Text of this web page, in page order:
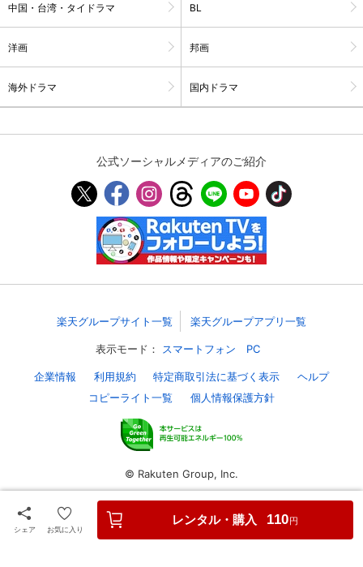
定額見放題解約
定額見放題コンテンツの解約はこちらから
可能です。
ログアウト
シェア お気に入り
レンタル・購入 110 円
中国・台湾・タイドラマ BL
洋画 邦画
海外ドラマ 国内ドラマ
公式ソーシャルメディアのご紹介
楽天グループサイト一覧 楽天グループアプリ一覧
表示モード： スマートフォン PC
企業情報 利用規約 特定商取引法に基づく表示
ヘルプ
コピーライト一覧
個人情報保護方針
© Rakuten Group, Inc.